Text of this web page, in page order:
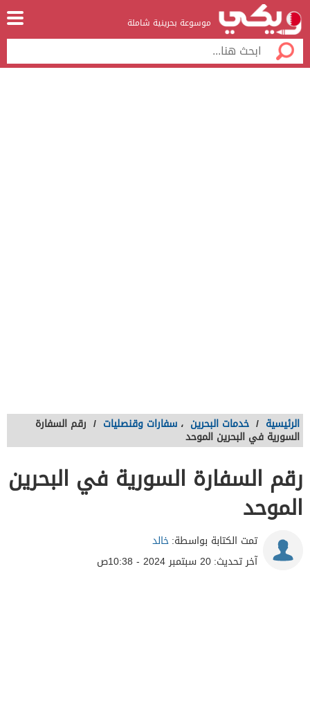
موسوعة بحرينية شاملة
الرئيسية / خدمات البحرين ، سفارات وقنصليات / رقم السفارة
السورية في البحرين الموحد
رقم السفارة السورية في البحرين
الموحد
تمت الكتابة بواسطة:خالد
آخر تحديث:20 سبتمبر 2024 - 10:38ص